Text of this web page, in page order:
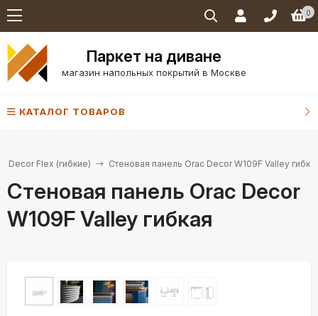
0
Паркет на диване
магазин напольных покрытий в Москве
КАТАЛОГ ТОВАРОВ
Decor Flex (гибкие) Стеновая панель Orac Decor W109F Valley
Стеновая панель Orac Decor
W109F Valley гибкая